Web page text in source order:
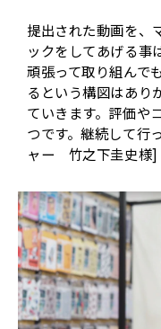
提出された動画を、
ックをしてあげる事
頑張って取り組んで
るという構図はあり
ていきます。評価や
つです。継続して行
ャー 竹之下圭史様]